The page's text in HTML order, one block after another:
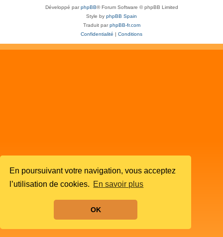
En poursuivant votre navigation, vous acceptez
l’utilisation de cookies. En savoir plus
OK
Développé parphpBB® Forum Software © phpBB Limited
Style by phpBB Spain
Traduit parphpBB-fr.com
Confidentialité
Conditions